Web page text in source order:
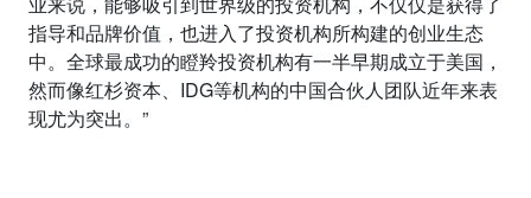
指导和品牌价值，也进入了投资机构所构建的创业生态
中。全球最成功的瞪羚投资机构有一半早期成立于美国，
然而像红杉资本、 IDG等机构的中国合伙人团队近年来表
现尤为突出。 ”